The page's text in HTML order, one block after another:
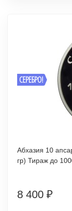
СЕРЕБРО!
Абхазия 10 апсаров 2009 Самсон
гр) Тираж до
8 400 ₽